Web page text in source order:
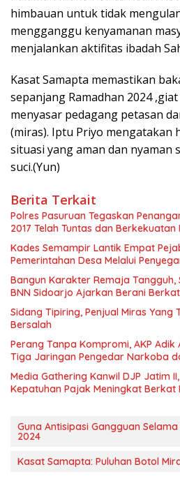
himbauan untuk tidak
mengganggu kenyamanan
menjalankan aktifitas ibadah
Kasat Samapta memastikan
sepanjang Ramadhan 2024
menyasar pedagang petasan
(miras). Iptu Priyo mengatakan
situasi yang aman dan nyaman
suci.(Yun)
Berita Terkait
Polres Pasuruan Tegaskan
2017 Telah Tuntas dan Berkekuatan
Kades Semampir Lantik Empat
Pemerintahan Desa Melalui
Bangun Karakter Remaja Tangguh,
BNN Sidoarjo Ajarkan Berani
Sidang Tipiring, Penjual Miras Yang
Bersalah
Perang Tanpa Kompromi, AKP
Tiga Jaringan Pengedar Narkoba
Media Gathering Kanwil DJP Jatim
Kepatuhan Pajak Meningkat Berkat
Guna Antisipasi Gangguan
2024
Kasat Samapta: Puluhan Botol